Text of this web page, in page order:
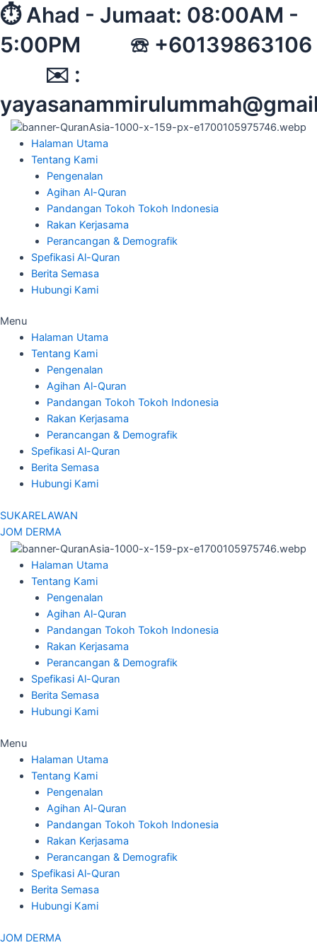
Skip
to
content
⏱︎ Ahad - Jumaat: 08:00AM -
5:00PM ☏ +60139863106
✉︎ :
Halaman Utama
Tentang Kami
Pengenalan
Agihan Al-Quran
Pandangan Tokoh Tokoh Indonesia
Rakan Kerjasama
Perancangan & Demografik
Spefikasi Al-Quran
Berita Semasa
Hubungi Kami
Menu
Halaman Utama
Tentang Kami
Pengenalan
Agihan Al-Quran
Pandangan Tokoh Tokoh Indonesia
Rakan Kerjasama
Perancangan & Demografik
Spefikasi Al-Quran
Berita Semasa
Hubungi Kami
SUKARELAWAN
JOM DERMA
Halaman Utama
Tentang Kami
Pengenalan
Agihan Al-Quran
Pandangan Tokoh Tokoh Indonesia
Rakan Kerjasama
Perancangan & Demografik
Spefikasi Al-Quran
Berita Semasa
Hubungi Kami
Menu
Halaman Utama
Tentang Kami
Pengenalan
Agihan Al-Quran
Pandangan Tokoh Tokoh Indonesia
Rakan Kerjasama
Perancangan & Demografik
Spefikasi Al-Quran
Berita Semasa
Hubungi Kami
JOM DERMA